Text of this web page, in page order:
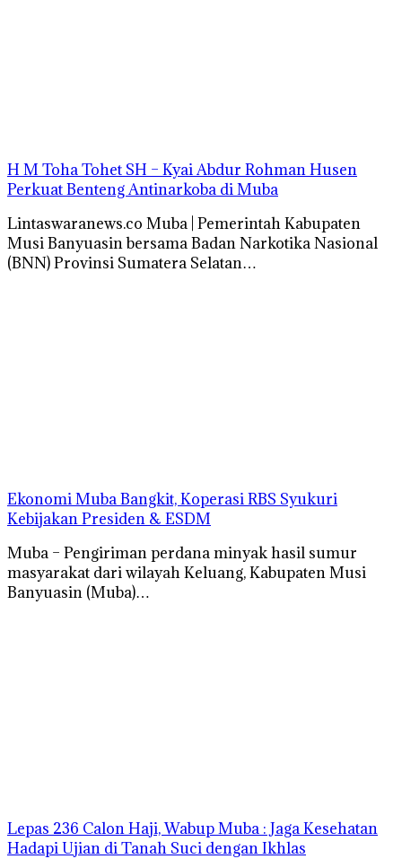
H M Toha Tohet SH – Kyai Abdur Rohman Husen
Perkuat Benteng Antinarkoba di Muba
Lintaswaranews.co Muba | Pemerintah Kabupaten
Musi Banyuasin bersama Badan Narkotika Nasional
(BNN) Provinsi Sumatera Selatan…
Ekonomi Muba Bangkit, Koperasi RBS Syukuri
Kebijakan Presiden & ESDM
Muba – Pengiriman perdana minyak hasil sumur
masyarakat dari wilayah Keluang, Kabupaten Musi
Banyuasin (Muba)…
Lepas 236 Calon Haji, Wabup Muba : Jaga Kesehatan
Hadapi Ujian di Tanah Suci dengan Ikhlas